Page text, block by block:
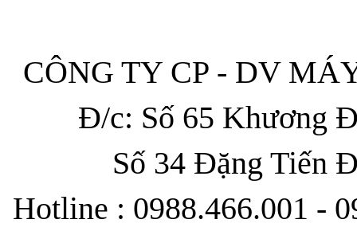
CÔNG TY CP - DV
Đ/c: Số 65 Khương
Số 34 Đặng Tiến
Hotline : 0988.466.001 -